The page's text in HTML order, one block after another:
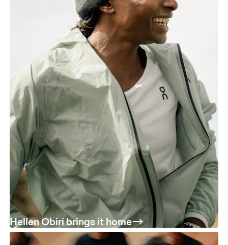
Hellen Obiri brings it home